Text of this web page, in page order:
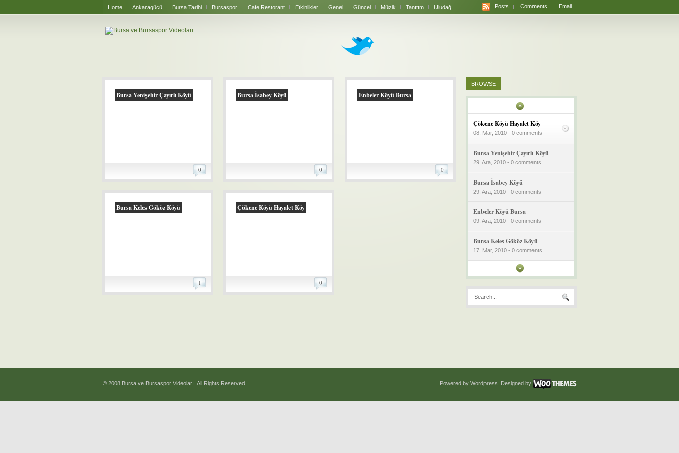
Home Ankaragücü Bursa Tarihi Bursaspor Cafe Restorant Etkinlikler Genel Güncel Müzik Tanıtım Uludağ Posts Comments Email
Bursa Yenişehir Çayırlı Köyü
0
Bursa İsabey Köyü
0
Enbeler Köyü Bursa
0
Bursa Keles Gököz Köyü
1
Çökene Köyü Hayalet Köy
0
BROWSE
Çökene Köyü Hayalet Köy
08. Mar, 2010 - 0 comments
Bursa Yenişehir Çayırlı Köyü
29. Ara, 2010 - 0 comments
Bursa İsabey Köyü
29. Ara, 2010 - 0 comments
Enbeler Köyü Bursa
09. Ara, 2010 - 0 comments
Bursa Keles Gököz Köyü
17. Mar, 2010 - 0 comments
© 2008 Bursa ve Bursaspor Videoları. All Rights Reserved. Powered by Wordpress. Designed by